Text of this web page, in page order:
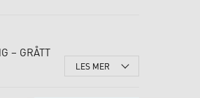
– GRÅTT
LES MER